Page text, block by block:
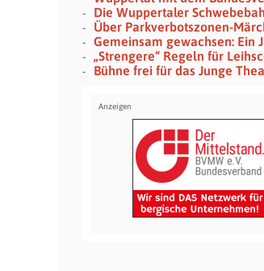
Die Wuppertaler
Über Parkverbotszonen-
Gemeinsam gewachsen: Ein
„Strengere“ Regeln für
Bühne frei für das Junge